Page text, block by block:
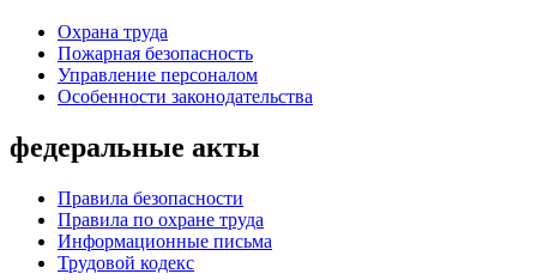
Охрана труда
Пожарная безопасность
Управление персоналом
Особенности законодательства
федеральные акты
Правила безопасности
Правила по охране труда
Информационные письма
Трудовой кодекс